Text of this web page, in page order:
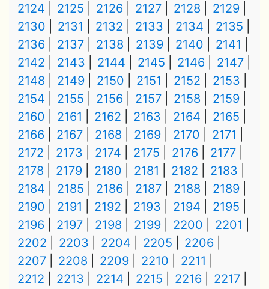
2124 2125 2126 2127 2128
2129
2130
2131 2132 2133 2134
2135
2136
2137 2138 2139 2140
2141
2142
2143 2144 2145 2146
2147
2148
2149 2150 2151 2152
2153
2154
2155 2156 2157 2158
2159
2160
2161 2162 2163 2164
2165
2166
2167 2168 2169 2170
2171
2172
2173 2174 2175 2176
2177
2178
2179 2180 2181 2182
2183
2184
2185 2186 2187 2188
2189
2190
2191 2192 2193 2194
2195
2196
2197 2198 2199 2200
2201
2202
2203 2204 2205
2206
2207
2208 2209 2210
2211
2212
2213 2214 2215 2216
2217